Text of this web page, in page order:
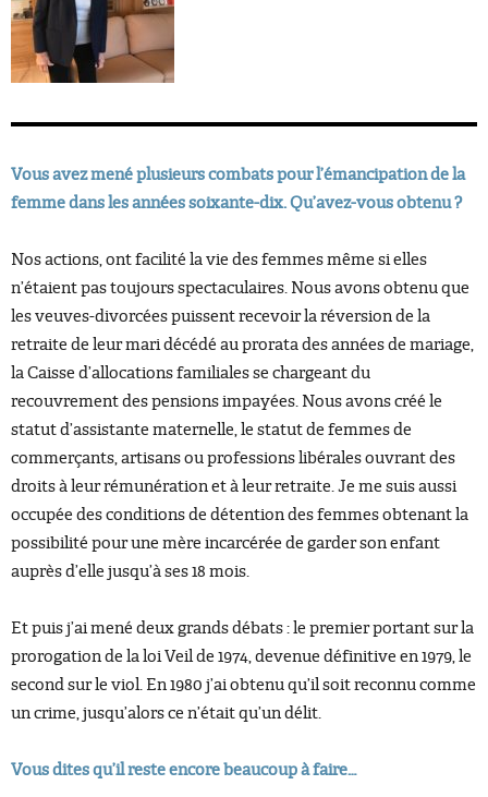
Vous avez mené plusieurs combats pour l’émancipation de la
femme dans les années soixante-dix. Qu’avez-vous obtenu ?
Nos actions, ont facilité la vie des femmes même si elles
n’étaient pas toujours spectaculaires. Nous avons obtenu que
les veuves-divorcées puissent recevoir la réversion de la
retraite de leur mari décédé au prorata des années de mariage,
la Caisse d’allocations familiales se chargeant du
recouvrement des pensions impayées. Nous avons créé le
statut d’assistante maternelle, le statut de femmes de
commerçants, artisans ou professions libérales ouvrant des
droits à leur rémunération et à leur retraite. Je me suis aussi
occupée des conditions de détention des femmes obtenant la
possibilité pour une mère incarcérée de garder son enfant
auprès d’elle jusqu’à ses 18 mois.
Et puis j’ai mené deux grands débats : le premier portant sur la
prorogation de la loi Veil de 1974, devenue définitive en 1979, le
second sur le viol. En 1980 j’ai obtenu qu’il soit reconnu comme
un crime, jusqu’alors ce n’était qu’un délit.
Vous dites qu’il reste encore beaucoup à faire…